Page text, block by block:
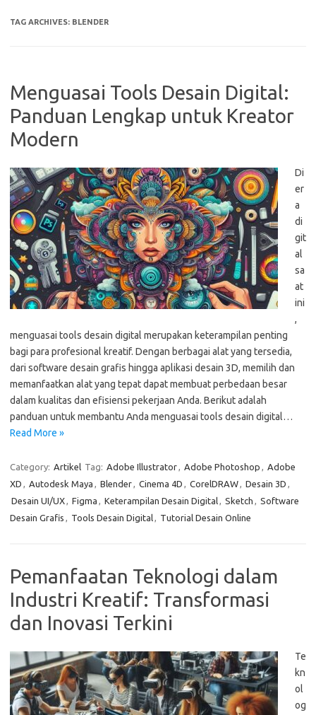
TAG ARCHIVES: BLENDER
Menguasai Tools Desain Digital:
Panduan Lengkap untuk Kreator
Modern
Di
er
a
di
git
al
sa
at
ini
,
menguasai tools desain digital merupakan keterampilan penting
bagi para profesional kreatif. Dengan berbagai alat yang tersedia,
dari software desain grafis hingga aplikasi desain 3D, memilih dan
memanfaatkan alat yang tepat dapat membuat perbedaan besar
dalam kualitas dan efisiensi pekerjaan Anda. Berikut adalah
panduan untuk membantu Anda menguasai tools desain digital…
Read More »
Category: Artikel Tag: Adobe Illustrator, Adobe Photoshop , Adobe
XD , Autodesk Maya , Blender, Cinema 4D , CorelDRAW, Desain 3D ,
Desain UI/UX, Figma , Keterampilan Desain Digital, Sketch , Software
Desain Grafis , Tools Desain Digital, Tutorial Desain Online
Pemanfaatan Teknologi dalam
Industri Kreatif: Transformasi
dan Inovasi Terkini
Te
kn
ol
og